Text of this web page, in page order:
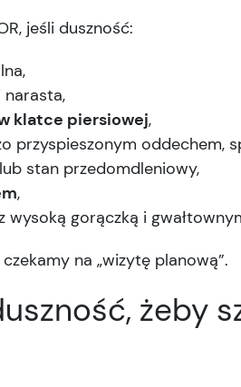
jeśli duszność:
narasta,
klatce piersiowej,
przyspieszonym oddechem,
lub stan przedomdleniowy,
,
wysoką gorączką i
na „wizytę planową”.
żeby